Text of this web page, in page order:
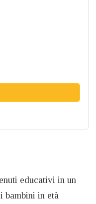
educativi in un
bambini in età